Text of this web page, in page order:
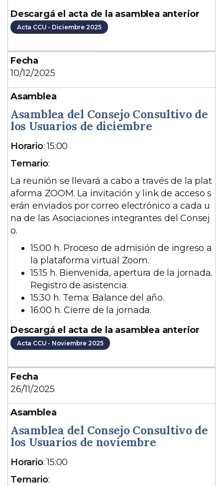
Descargá el acta de la asamblea anterior
Acta CCU - Diciembre 2025
10/12/2025
Asamblea del Consejo Consultivo de
los Usuarios de diciembre
D
e
c
r
i
p
c
Horario: 15:00
Temario:
La reunión se llevará a cabo a través de la plat
aforma ZOOM. La invitación y link de acceso s
erán enviados por correo electrónico a cada u
na de las Asociaciones integrantes del Consej
o.
15:00 h. Proceso de admisión de ingreso a
la plataforma virtual Zoom.
15:15 h. Bienvenida, apertura de la jornada.
Registro de asistencia.
15:30 h. Tema: Balance del año.
16:00 h. Cierre de la jornada.
Descargá el acta de la asamblea anterior
Acta CCU - Noviembre 2025
26/11/2025
Asamblea del Consejo Consultivo de
los Usuarios de noviembre
D
e
Horario: 15:00
Temario: